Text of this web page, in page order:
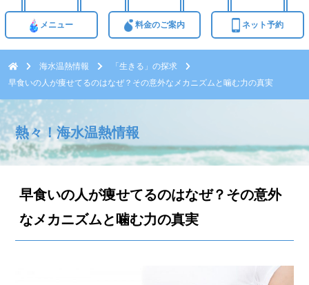
メニュー 料金のご案内 ネット予約
海水温熱情報
「生きる」の探求
早食いの人が痩せてるのはなぜ？その意外なメカニズムと噛む力の真実
熱々！海水温熱情報
早食いの人が痩せてるのはなぜ？その意外
なメカニズムと噛む力の真実